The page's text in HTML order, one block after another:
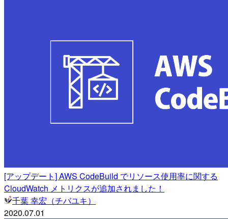
[アップデート] AWS CodeBuild でリソース使用率に関する
CloudWatch メトリクスが追加されました！
千葉 幸宏（チバユキ）
2020.07.01